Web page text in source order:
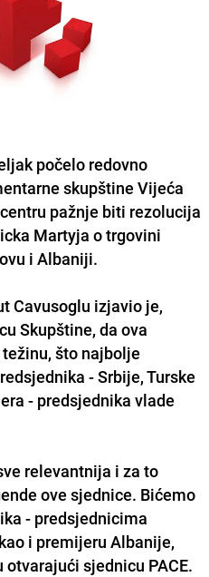
počelo redovno
skupštine Vijeća
pažnje biti rezolucija
Martyja o trgovini
i Albaniji.
Cavusoglu izjavio je,
Skupštine, da ova
što najbolje
- Srbije, Turske
- predsjednika vlade
relevantnija i za to
ove sjednice. Bićemo
- predsjednicima
i premijeru Albanije,
sjednicu PACE.